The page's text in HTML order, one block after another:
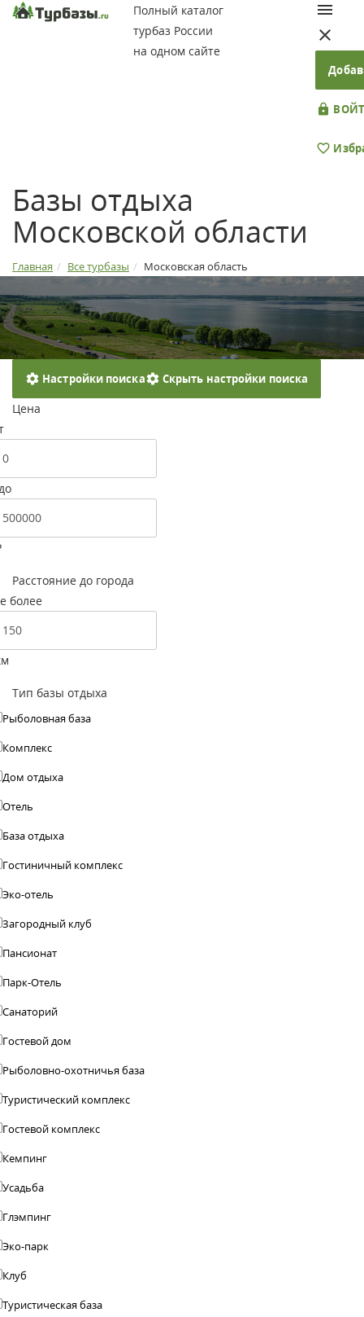
Полный каталог
турбаз России
на одном сайте
Базы отдыха
Московской области
Главная Все турбазы Московская область
Настройки поиска Скрыть настройки поиска
Цена
Расстояние до города
более
Тип базы отдыха
Рыболовная база
Комплекс
Дом отдыха
Отель
База отдыха
Гостиничный комплекс
Эко-отель
Загородный клуб
Пансионат
Парк-Отель
Санаторий
Гостевой дом
Рыболовно-охотничья база
Туристический комплекс
Гостевой комплекс
Кемпинг
Усадьба
Глэмпинг
Эко-парк
Клуб
Туристическая база